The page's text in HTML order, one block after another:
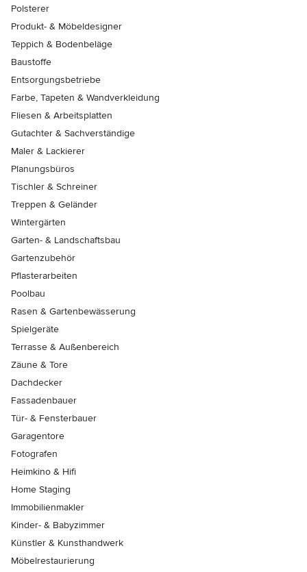
Polsterer
Produkt- & Möbeldesigner
Teppich & Bodenbeläge
Baustoffe
Entsorgungsbetriebe
Farbe, Tapeten & Wandverkleidung
Fliesen & Arbeitsplatten
Gutachter & Sachverständige
Maler & Lackierer
Planungsbüros
Tischler & Schreiner
Treppen & Geländer
Wintergärten
Garten- & Landschaftsbau
Gartenzubehör
Pflasterarbeiten
Poolbau
Rasen & Gartenbewässerung
Spielgeräte
Terrasse & Außenbereich
Zäune & Tore
Dachdecker
Fassadenbauer
Tür- & Fensterbauer
Garagentore
Fotografen
Heimkino & Hifi
Home Staging
Immobilienmakler
Kinder- & Babyzimmer
Künstler & Kunsthandwerk
Möbelrestaurierung